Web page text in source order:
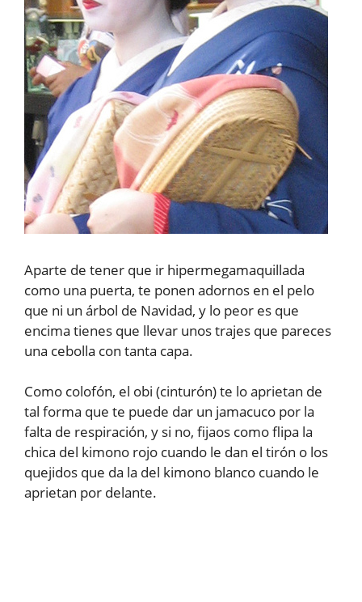
Aparte de tener que ir hipermegamaquillada
como una puerta, te ponen adornos en el pelo
que ni un árbol de Navidad, y lo peor es que
encima tienes que llevar unos trajes que pareces
una cebolla con tanta capa.
Como colofón, el obi (cinturón) te lo aprietan de
tal forma que te puede dar un jamacuco por la
falta de respiración, y si no, fijaos como flipa la
chica del kimono rojo cuando le dan el tirón o los
quejidos que da la del kimono blanco cuando le
aprietan por delante.